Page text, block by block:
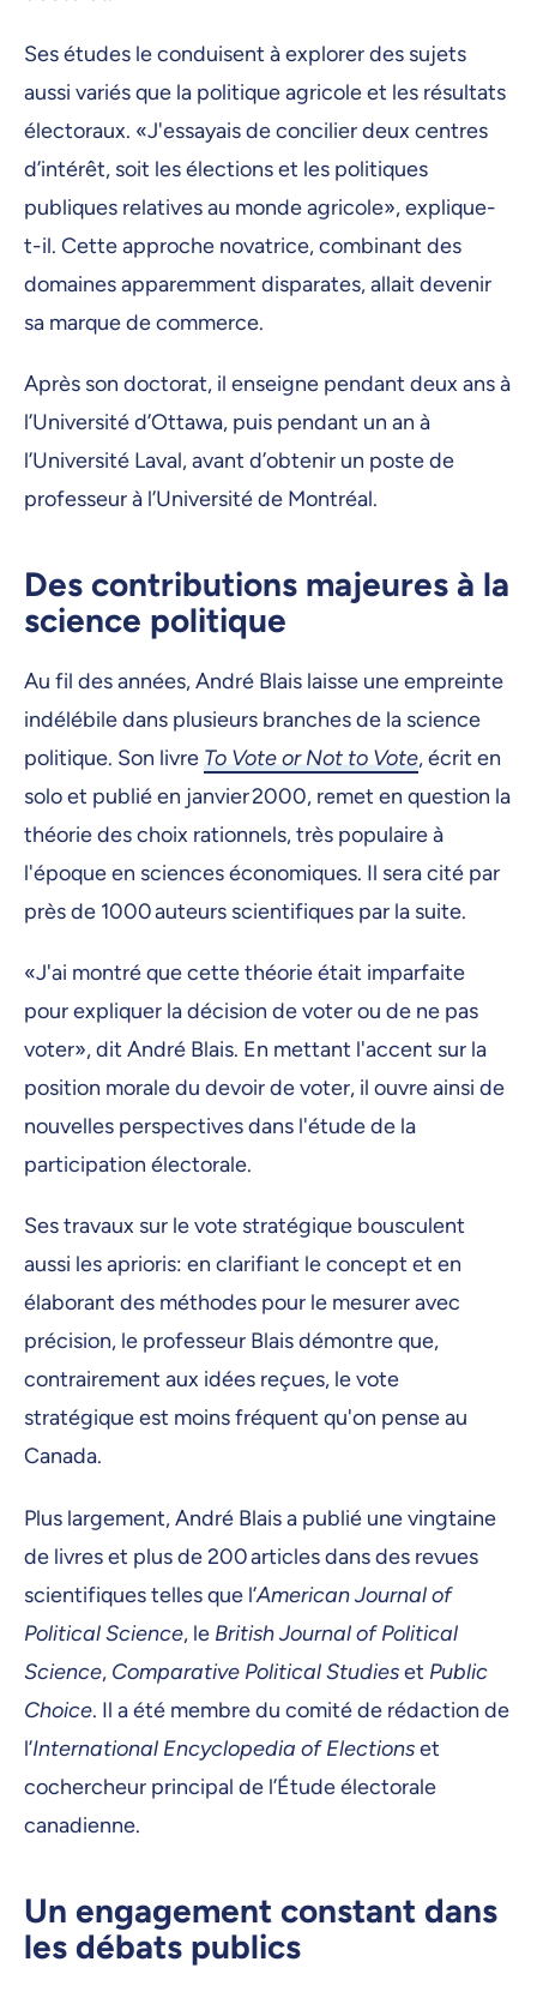
Ses études le conduisent à explorer des sujets
aussi variés que la politique agricole et les résultats
électoraux. «J'essayais de concilier deux centres
d’intérêt, soit les élections et les politiques
publiques relatives au monde agricole», explique-
t-il. Cette approche novatrice, combinant des
domaines apparemment disparates, allait devenir
sa marque de commerce.
Après son doctorat, il enseigne pendant deux ans à
l’Université d’Ottawa, puis pendant un an à
l’Université Laval, avant d’obtenir un poste de
professeur à l’Université de Montréal.
Des contributions majeures à la
science politique
Au fil des années, André Blais laisse une empreinte
indélébile dans plusieurs branches de la science
politique. Son livre To Vote or Not to Vote, écrit en
solo et publié en janvier 2000, remet en question la
théorie des choix rationnels, très populaire à
l'époque en sciences économiques. Il sera cité par
près de 1000 auteurs scientifiques par la suite.
«J'ai montré que cette théorie était imparfaite
pour expliquer la décision de voter ou de ne pas
voter», dit André Blais. En mettant l'accent sur la
position morale du devoir de voter, il ouvre ainsi de
nouvelles perspectives dans l'étude de la
participation électorale.
Ses travaux sur le vote stratégique bousculent
aussi les aprioris: en clarifiant le concept et en
élaborant des méthodes pour le mesurer avec
précision, le professeur Blais démontre que,
contrairement aux idées reçues, le vote
stratégique est moins fréquent qu'on pense au
Canada.
Plus largement, André Blais a publié une vingtaine
de livres et plus de 200 articles dans des revues
scientifiques telles que l’American Journal of
Political Science, le British Journal of Political
Science, Comparative Political Studieset Public
Choice. Il a été membre du comité de rédaction de
l’International Encyclopedia of Electionset
cochercheur principal de l’Étude électorale
canadienne.
Un engagement constant dans
les débats publics